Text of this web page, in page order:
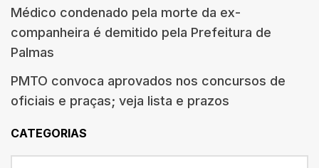
Médico condenado pela morte da ex-
companheira é demitido pela Prefeitura de
Palmas
PMTO convoca aprovados nos concursos de
oficiais e praças; veja lista e prazos
CATEGORIAS